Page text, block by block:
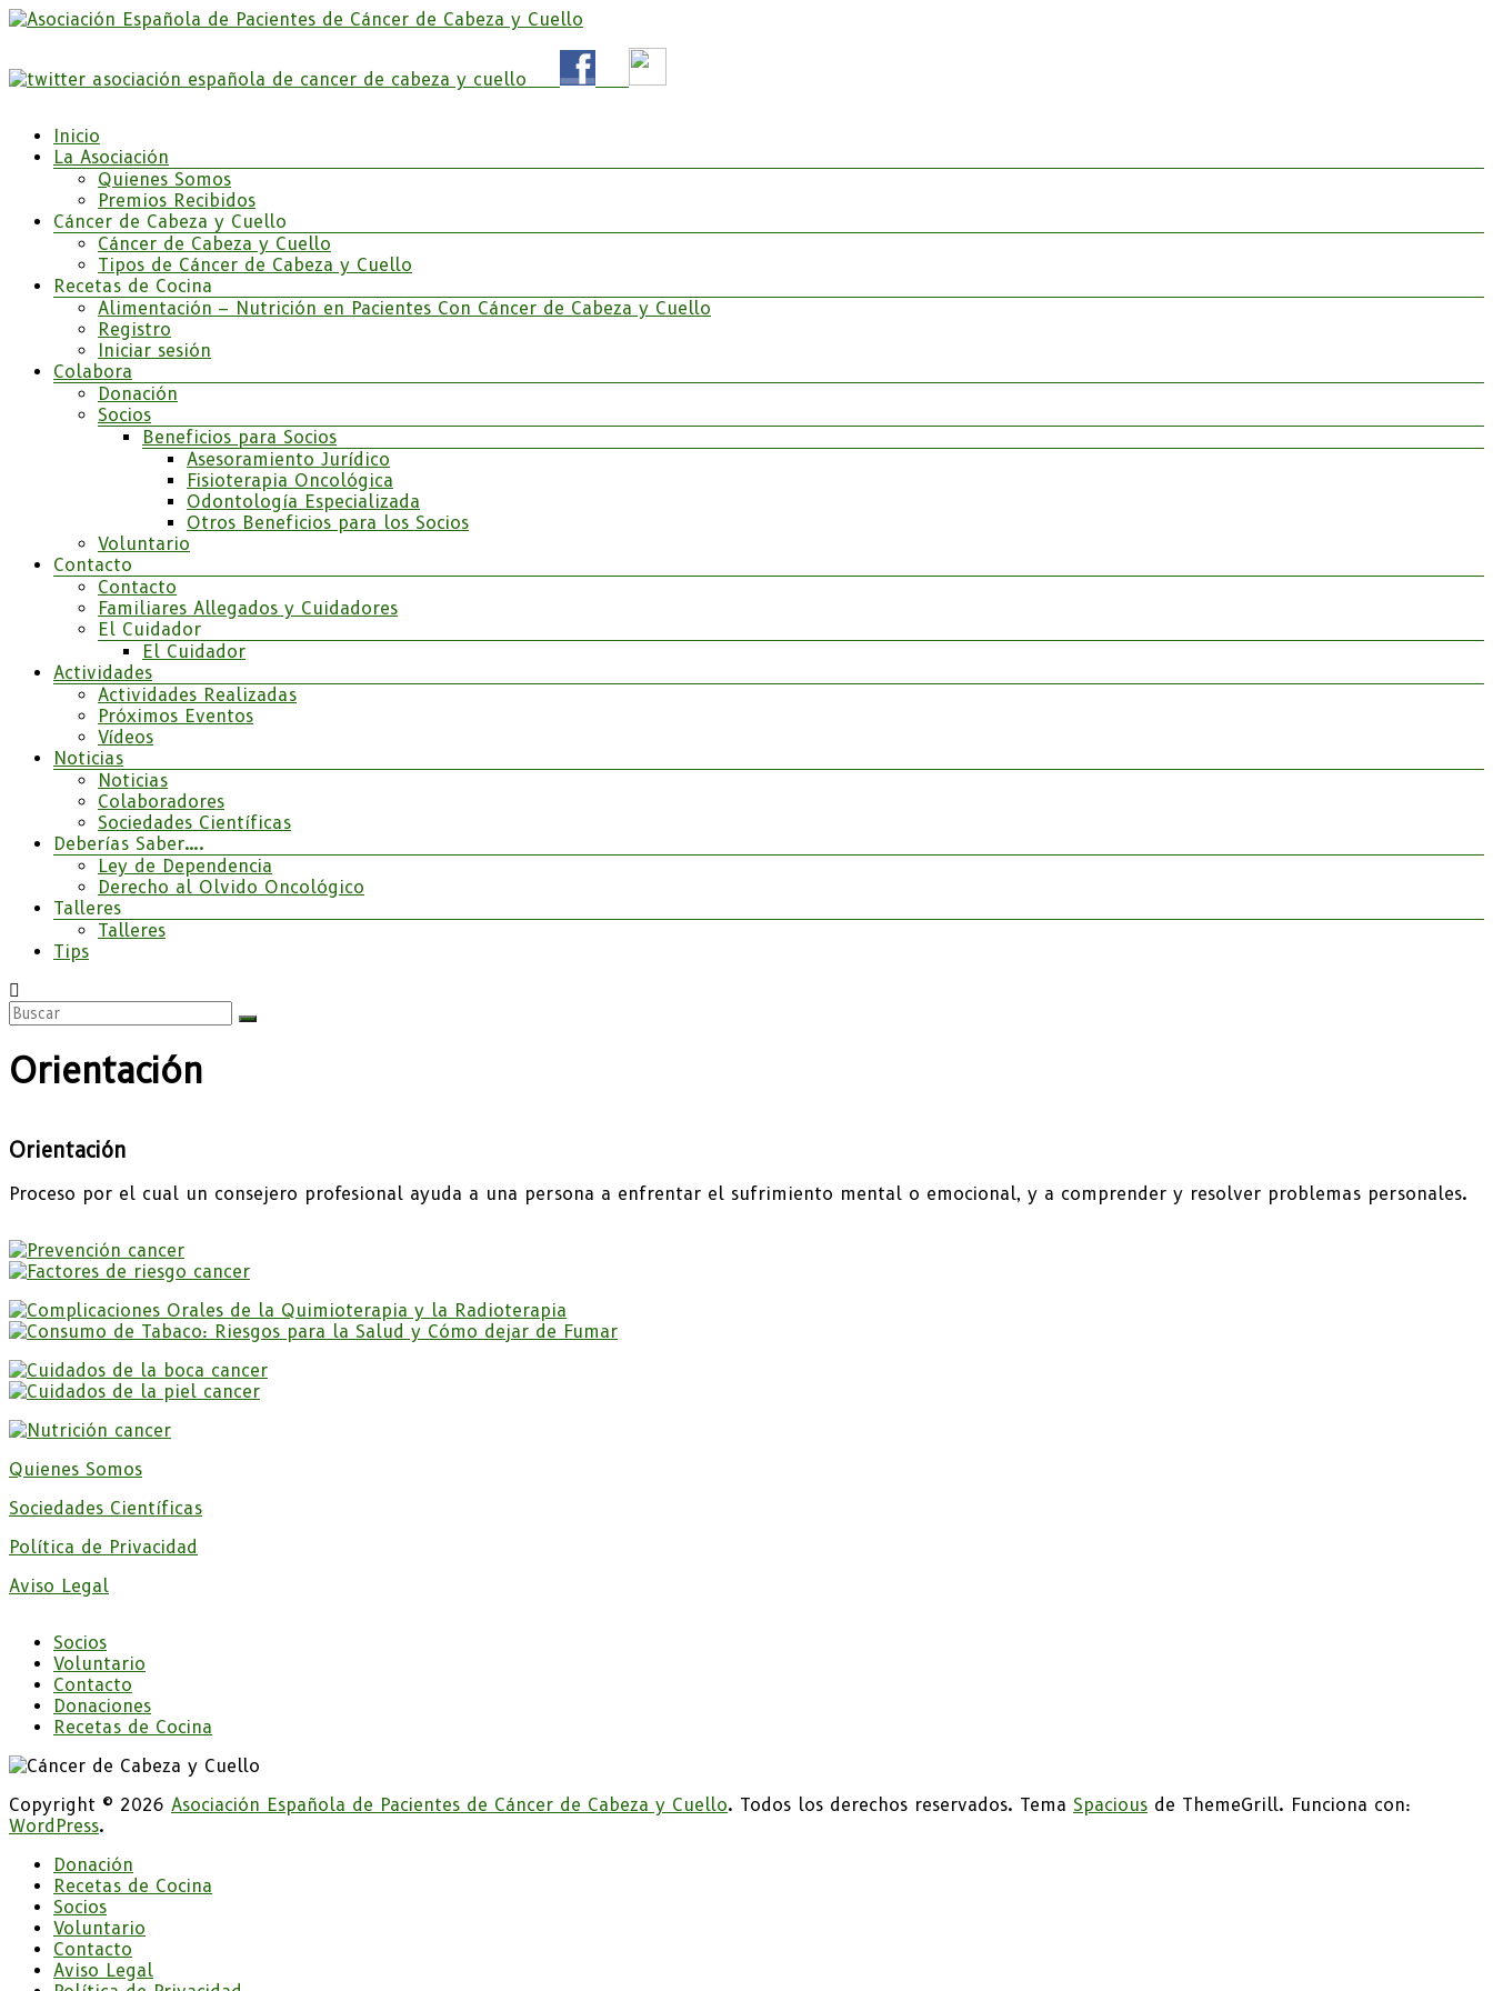
Saltar
Asociación Española de Pacientes de Cáncer de Cabeza y Cuello
Somos la Asociación Española de Pacientes de Cáncer de Cabeza y cuello «APC», una asociación sin animo de lucro que pretendemos apoyar a pacientes y familiares.
MenúInicio
La Asociación
Quienes Somos
Premios Recibidos
Cáncer de Cabeza y Cuello
Cáncer de Cabeza y Cuello
Tipos de Cáncer de Cabeza y Cuello
Recetas de Cocina
Alimentación – Nutrición en Pacientes Con Cáncer de Cabeza y Cuello
Registro
Iniciar sesión
Colabora
Donación
Socios
Beneficios para Socios
Asesoramiento Jurídico
Fisioterapia Oncológica
Odontología Especializada
Otros Beneficios para los Socios
Voluntario
Contacto
Contacto
Familiares Allegados y Cuidadores
El Cuidador
El Cuidador
Actividades
Actividades Realizadas
Próximos Eventos
Vídeos
Noticias
Noticias
Colaboradores
Sociedades Científicas
Deberías Saber….
Ley de Dependencia
Derecho al Olvido Oncológico
Talleres
Talleres
Tips
Orientación
Orientación
Proceso por el cual un consejero profesional ayuda a una persona a enfrentar el sufrimiento mental o emocional, y a comprender y resolver problemas personales.
Quienes Somos
Sociedades Científicas
Política de Privacidad
Aviso Legal
Socios
Voluntario
Contacto
Donaciones
Recetas de Cocina
Copyright © 2026 Asociación Española de Pacientes de Cáncer de Cabeza y Cuello. Todos los derechos reservados. Tema Spacious de ThemeGrill. Funciona con:
WordPress.
Donación
Recetas de Cocina
Socios
Voluntario
Contacto
Aviso Legal